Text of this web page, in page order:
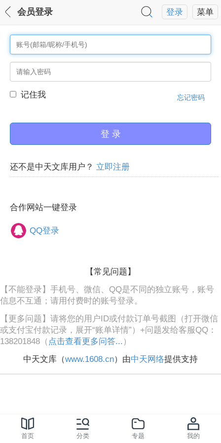
菜单
登录
会员登录
记住我 忘记密码
还不是中天文库用户？ 立即注册
合作网站一键登录
QQ登录
【常见问题】
【不能登录】手机号、微信、QQ是不同的独立账号，账号
信息不互通；请用付费时的账号登录。
【更多问题】请将您的用户ID或付款订单号截图（打开微信
或支付宝付款记录，展开“账单详情”）+问题发给客服QQ：
138201848（ 点击查看更多问答... ）
中天文库（www.1608.cn）由中天网络提供支持
首页 分类 专题 我的